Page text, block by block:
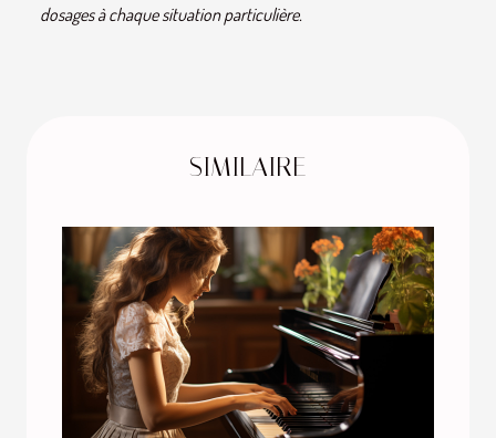
dosages à chaque situation particulière.
SIMILAIRE